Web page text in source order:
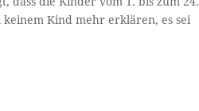
Kind mehr erklären, es sei